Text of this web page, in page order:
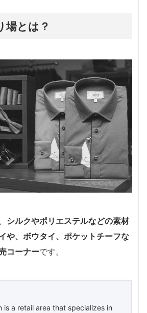
場とは？
シルクやポリエステルなどの素材
や、ボウタイ、ポケットチーフな
コーナーです。
is a retail area that specializes in